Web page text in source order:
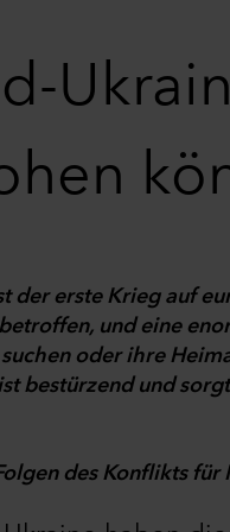
der erste Krieg auf
und eine
oder ihre
bestürzend und
des Konflikts für